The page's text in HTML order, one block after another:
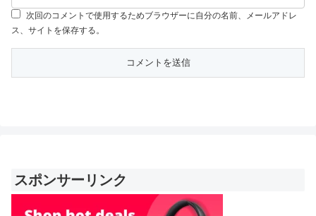
次回のコメントで使用するためブラウザーに自分の名前、メールアドレ
ス、サイトを保存する。
スポンサーリンク